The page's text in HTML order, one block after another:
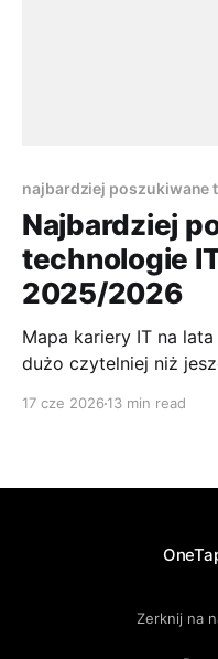
najbardziej poszukiwane
Najbardziej
technologie
2025/2026
Mapa kariery IT na
dużo czytelniej niż
17 cze 2026 13 min read
Zerknij na